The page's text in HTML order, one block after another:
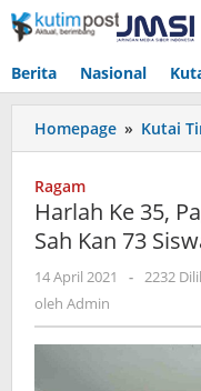
Lewati
ke
Berita Nasional
Homepage » Kutai
Ragam
Harlah Ke 35,
Sah Kan 73
14 April 2021
oleh
- 2232
oleh Admin